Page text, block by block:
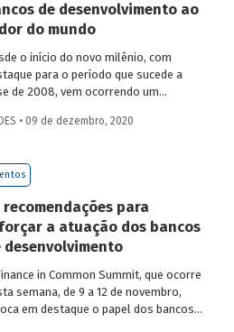
destacando a importância
entre os diferentes
e o papel do BNDES nessa
de desenvolvimento ao
do mundo
o início do novo milênio, com
para o período que sucede a
de 2008, vem ocorrendo um
(BD) como
Em sintonia com essa
e buscando preencher a
instituições, o Inse e a
desenvolveram em colaboração uma
e inédita base de dados sobre o
estão distribuídas pelo
em que áreas atuam e de que
contribuem para a promoção dos
• 09 de dezembro, 2020
recomendações para
a atuação dos bancos
desenvolvimento
in Common Summit, que ocorre
semana, de 9 a 12 de novembro,
em destaque o papel dos bancos